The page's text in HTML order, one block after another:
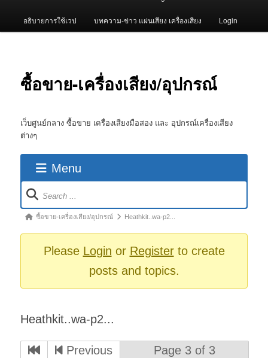
อธิบายการใช้เวป บทความ-ข่าว แผ่นเสียง เครื่องเสียง Login
ซื้อขาย-เครื่องเสียง/อุปกรณ์
เว็บศูนย์กลาง ซื้อขาย เครื่องเสียงมือสอง และ อุปกรณ์เครื่องเสียง
ต่างๆ
Menu
Forum
Navigation
Forumซื้อขาย-เครื่องเสียง/อุปกรณ์ Heathkit..wa-p2...
Please Login or Registerto create
posts and topics.
Heathkit..wa-p2...
Previous Page 3 of 3